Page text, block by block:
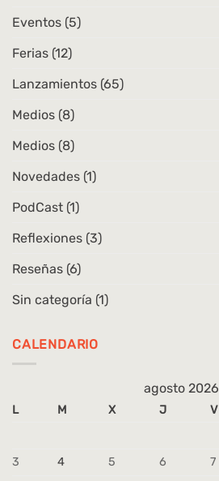
Eventos (5)
Ferias (12)
Lanzamientos (65)
Medios (8)
Medios (8)
Novedades (1)
PodCast (1)
Reflexiones (3)
Reseñas (6)
Sin categoría (1)
CALENDARIO
agosto 2026
L M X J V
3
4 5 6 7